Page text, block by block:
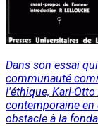
Dans son essai
communauté
l'éthique, Karl-
contemporaine
obstacle à la